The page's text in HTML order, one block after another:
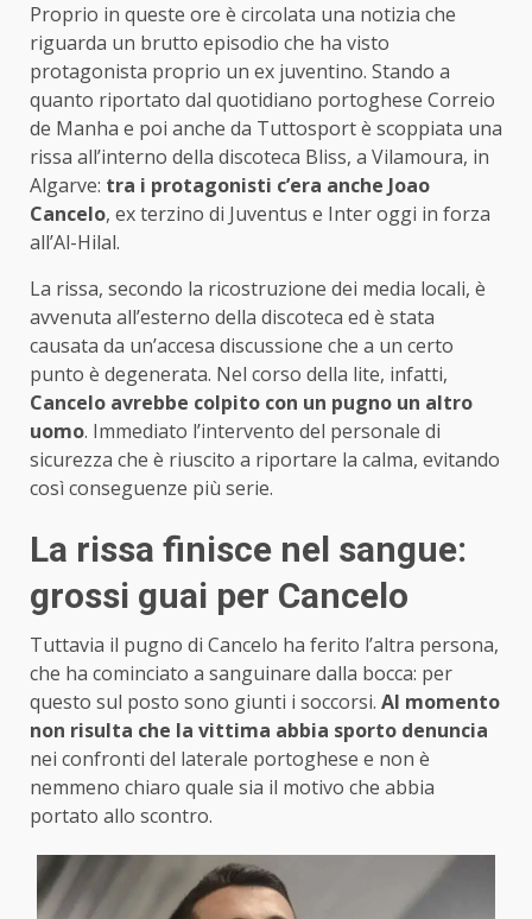
Proprio in queste ore è circolata una notizia che
riguarda un brutto episodio che ha visto
protagonista proprio un ex juventino. Stando a
quanto riportato dal quotidiano portoghese Correio
de Manha e poi anche da Tuttosport è scoppiata una
rissa all’interno della discoteca Bliss, a Vilamoura, in
Algarve: tra i protagonisti c’era anche Joao
Cancelo, ex terzino di Juventus e Inter oggi in forza
all’Al-Hilal.
La rissa, secondo la ricostruzione dei media locali, è
avvenuta all’esterno della discoteca ed è stata
causata da un’accesa discussione che a un certo
punto è degenerata. Nel corso della lite, infatti,
Cancelo avrebbe colpito con un pugno un altro
uomo. Immediato l’intervento del personale di
sicurezza che è riuscito a riportare la calma, evitando
così conseguenze più serie.
La rissa finisce nel sangue:
grossi guai per Cancelo
Tuttavia il pugno di Cancelo ha ferito l’altra persona,
che ha cominciato a sanguinare dalla bocca: per
questo sul posto sono giunti i soccorsi. Al momento
non risulta che la vittima abbia sporto denuncia
nei confronti del laterale portoghese e non è
nemmeno chiaro quale sia il motivo che abbia
portato allo scontro.